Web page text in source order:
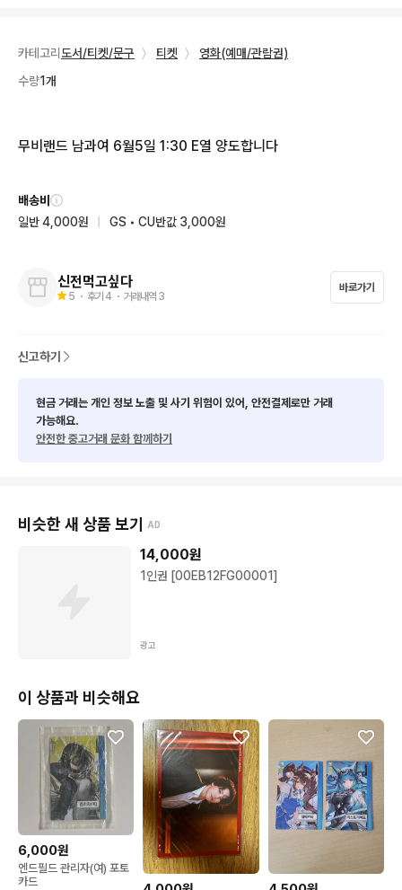
카테고리 도서/티켓/문구 〉 티켓 〉
영화(예매/관람권)
수량1개
무비랜드 남과여 6월5일 1:30 E열 양도합니다
배송비
일반 4,000원
GS • CU반값 3,000원
신전먹고싶다
5 ・ 후기 4 ・ 거래내역 3
바로가기
신고하기
현금 거래는 개인 정보 노출 및 사기 위험이 있어, 안전결제로만 거래
가능해요.
안전한 중고거래 문화 함께하기
비슷한 새 상품 보기 AD
14,000원
1인권 [00EB12FG00001]
광고
이 상품과 비슷해요
6,000원
엔드필드 관리자(여) 포토
카드